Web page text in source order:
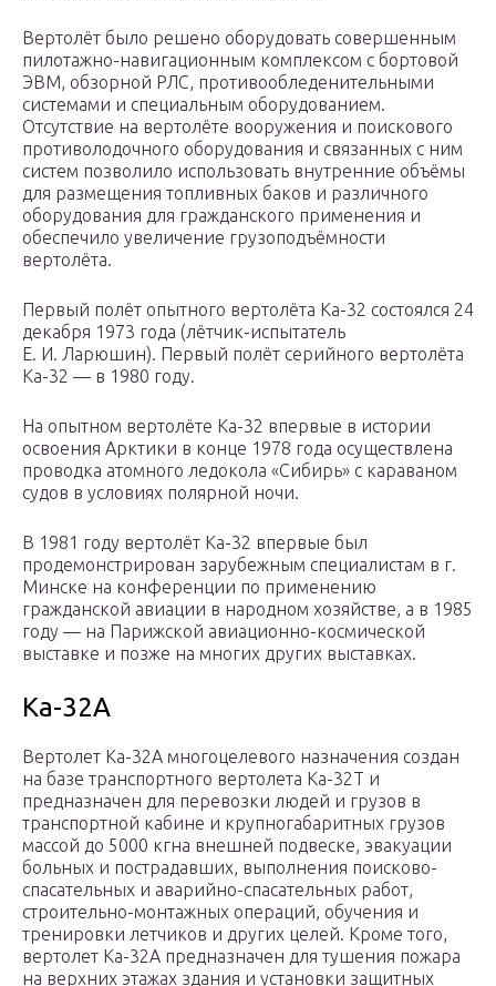
Вертолёт было решено оборудовать совершенным
пилотажно-навигационным комплексом с бортовой
ЭВМ, обзорной РЛС, противообледенительными
системами и специальным оборудованием.
Отсутствие на вертолёте вооружения и поискового
противолодочного оборудования и связанных с ним
систем позволило использовать внутренние объёмы
для размещения топливных баков и различного
оборудования для гражданского применения и
обеспечило увеличение грузоподъёмности
вертолёта.
Первый полёт опытного вертолёта Ка-32 состоялся 24
декабря 1973 года (лётчик-испытатель
Е. И. Ларюшин). Первый полёт серийного вертолёта
Ка-32 — в 1980 году.
На опытном вертолёте Ка-32 впервые в истории
освоения Арктики в конце 1978 года осуществлена
проводка атомного ледокола «Сибирь» с караваном
судов в условиях полярной ночи.
В 1981 году вертолёт Ка-32 впервые был
продемонстрирован зарубежным специалистам в г.
Минске на конференции по применению
гражданской авиации в народном хозяйстве, а в 1985
году — на Парижской авиационно-космической
выставке и позже на многих других выставках.
Ка-32А
Вертолет Ка-32А многоцелевого назначения создан
на базе транспортного вертолета Ка-32Т и
предназначен для перевозки людей и грузов в
транспортной кабине и крупногабаритных грузов
массой до 5000 кгна внешней подвеске, эвакуации
больных и пострадавших, выполнения поисково-
спасательных и аварийно-спасательных работ,
строительно-монтажных операций, обучения и
тренировки летчиков и других целей. Кроме того,
вертолет Ка-32А предназначен для тушения пожара
на верхних этажах здания и установки защитных